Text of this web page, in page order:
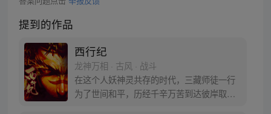
提到的作品
西行纪
龙神万相 · 古风 · 战斗
在这个人妖神灵共存的时代，三藏师徒一行
为了世间和平，历经千辛万苦到达彼岸取